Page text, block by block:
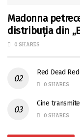
Madonna
distribuția din
0 SHARES
Red Dead
0 SHARES
Cine
0 SHARES